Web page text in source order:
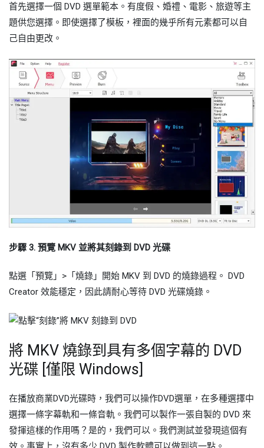
首先選擇一個 DVD 選單範本。有度假、婚禮、電影、旅遊等主
題供您選擇。即使選擇了模板，裡面的幾乎所有元素都可以自
己自由更改。
步驟 3. 預覽 MKV 並將其刻錄到 DVD 光碟
點選「預覽」>「燒錄」開始 MKV 到 DVD 的燒錄過程。 DVD
Creator 效能穩定，因此請耐心等待 DVD 光碟燒錄。
將 MKV 燒錄到具有多個字幕的 DVD
光碟 [僅限 Windows]
在播放商業DVD光碟時，我們可以操作DVD選單，在多種選擇中
選擇一條字幕軌和一條音軌。我們可以製作一張自製的 DVD 來
發揮這樣的作用嗎？是的，我們可以。我們測試並發現這個有